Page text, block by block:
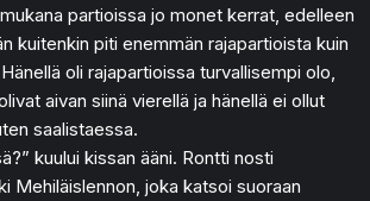
partioissa jo monet kerrat, edelleen
kuitenkin piti enemmän rajapartioista kuin
oli rajapartioissa turvallisempi olo,
aivan siinä vierellä ja hänellä ei ollut
saalistaessa.
kuului kissan ääni. Rontti nosti
Mehiläislennon, joka katsoi suoraan